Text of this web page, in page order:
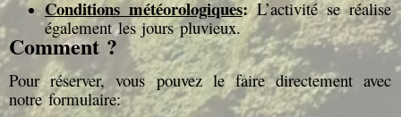
Conditions météorologiques:L’activité se réalise
également les jours pluvieux.
Comment ?
Pour réserver, vous pouvez le faire directement avec
notre formulaire: